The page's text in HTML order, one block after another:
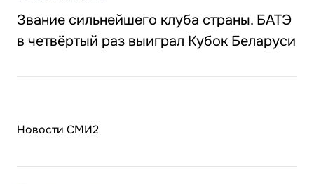
Звание сильнейшего клуба страны. БАТЭ
в четвёртый раз выиграл Кубок Беларуси
Новости СМИ2